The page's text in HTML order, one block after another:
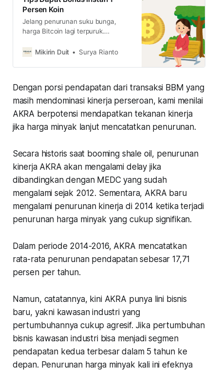
Persen Koin
Jelang penurunan suku bunga,
harga Bitcoin lagi terpuruk.
memburu BItcoin, Kira-kira, kemana
penurunan suku bunga?
Mikirin Duit Surya Rianto
Dengan porsi pendapatan dari transaksi BBM yang
masih mendominasi kinerja perseroan, kami menilai
AKRA berpotensi mendapatkan tekanan kinerja
jika harga minyak lanjut mencatatkan penurunan.
Secara historis saat booming shale oil, penurunan
kinerja AKRA akan mengalami delay jika
dibandingkan dengan MEDC yang sudah
mengalami sejak 2012. Sementara, AKRA baru
mengalami penurunan kinerja di 2014 ketika terjadi
penurunan harga minyak yang cukup signifikan.
Dalam periode 2014-2016, AKRA mencatatkan
rata-rata penurunan pendapatan sebesar 17,71
persen per tahun.
Namun, catatannya, kini AKRA punya lini bisnis
baru, yakni kawasan industri yang
pertumbuhannya cukup agresif. Jika pertumbuhan
bisnis kawasan industri bisa menjadi segmen
pendapatan kedua terbesar dalam 5 tahun ke
depan. Penurunan harga minyak kali ini efeknya